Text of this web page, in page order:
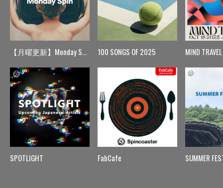
【月曜更新】Monday Spin
SPOTLIGHT
100 SONGS OF 2025
FabCafe
MIND TRAVEL
SUMMER